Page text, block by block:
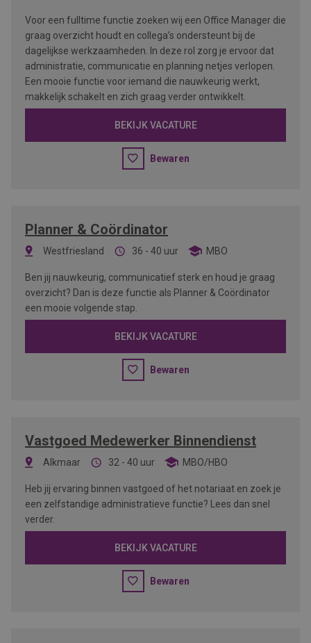
Voor een fulltime functie zoeken wij een Office Manager die
graag overzicht houdt en collega’s ondersteunt bij de
dagelijkse werkzaamheden. In deze rol zorg je ervoor dat
administratie, communicatie en planning netjes verlopen.
Een mooie functie voor iemand die nauwkeurig werkt,
makkelijk schakelt en zich graag verder ontwikkelt.
BEKIJK VACATURE
Bewaren
Planner & Coördinator
Westfriesland 36 - 40 uur MBO
Ben jij nauwkeurig, communicatief sterk en houd je graag
overzicht? Dan is deze functie als Planner & Coördinator
een mooie volgende stap.
BEKIJK VACATURE
Bewaren
Vastgoed Medewerker Binnendienst
Alkmaar 32 - 40 uur MBO/HBO
Heb jij ervaring binnen vastgoed of het notariaat en zoek je
een zelfstandige administratieve functie? Lees dan snel
verder.
BEKIJK VACATURE
Bewaren